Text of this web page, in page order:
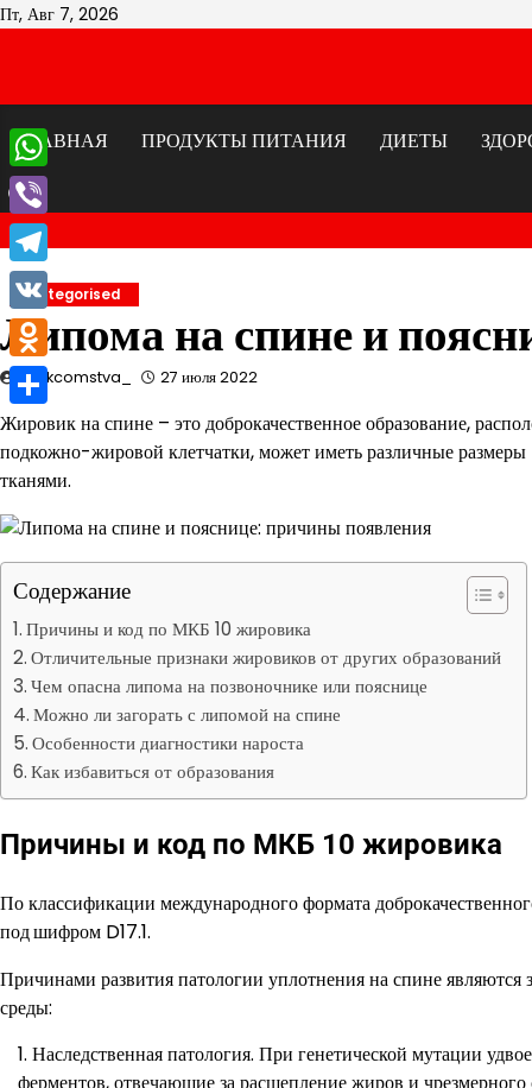
Перейти
Пт, Авг 7, 2026
ГЛАВНАЯ ПРОДУКТЫ ПИТАНИЯ ДИЕТЫ
Uncategorised
Липома на спине и
znakcomstva_ 27 июля 2022
Жировик на спине – это доброкачественное образование,
подкожно-жировой клетчатки, может иметь различные
тканями.
Содержание
Причины и код по МКБ 10 жировика
Отличительные признаки жировиков от других образований
Чем опасна липома на позвоночнике или пояснице
Можно ли загорать с липомой на спине
Особенности диагностики нароста
Как избавиться от образования
Причины и код по МКБ 10 жировика
По классификации международного формата
подшифром D17.1.
Причинами развития патологии уплотнения на спине
среды:
Наследственная патология. При генетической мутации
ферментов, отвечающие за расщепление жиров и
WhatsApp
Viber
Telegram
VK
Odnoklassniki
Отправить